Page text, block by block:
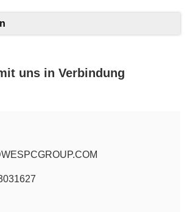
uns in Verbindung